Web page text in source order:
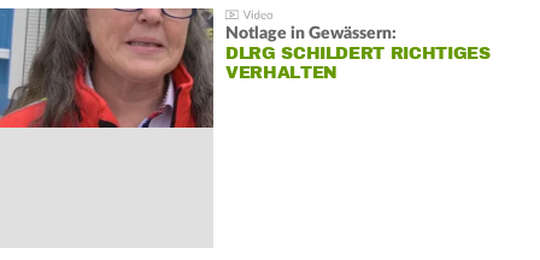
Notlage in Gewässern:
DLRG SCHILDERT RICHTIGES
VERHALTEN